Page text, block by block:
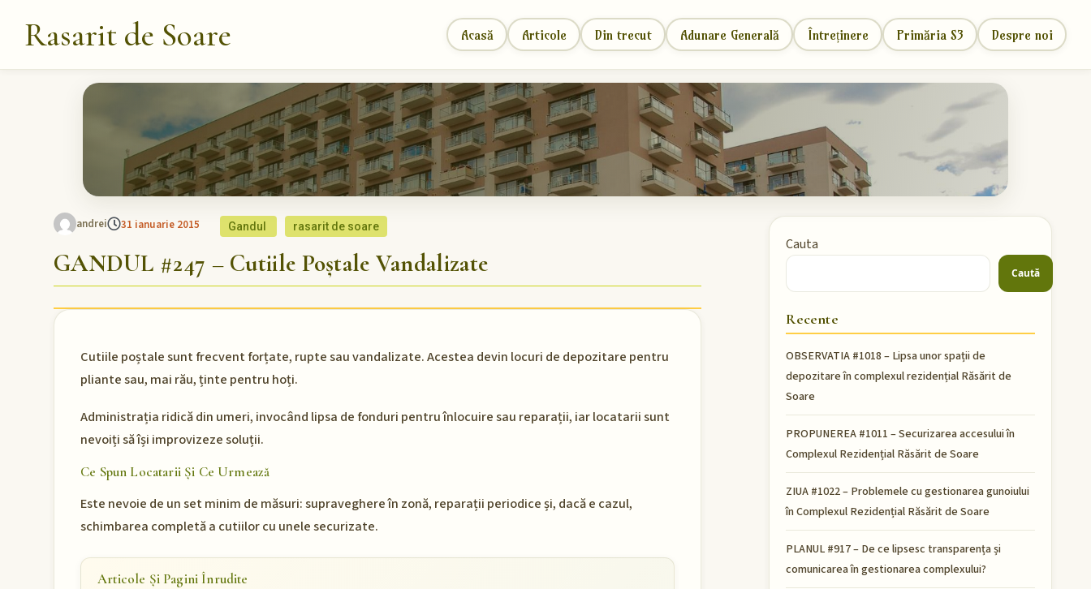
Rasarit de Soare Acasă Articole Din trecut Adunare Generală Întreținere Primăria S3 Despre noi
andrei 31 ianuarie 2015 Gandul rasarit de soare
GANDUL #247 – Cutiile Poștale Vandalizate
Cutiile poștale sunt frecvent forțate, rupte sau vandalizate. Acestea devin locuri de depozitare pentru
pliante sau, mai rău, ținte pentru hoți.
Administrația ridică din umeri, invocând lipsa de fonduri pentru înlocuire sau reparații, iar locatarii sunt
nevoiți să își improvizeze soluții.
Ce Spun Locatarii Și Ce Urmează
Este nevoie de un set minim de măsuri: supraveghere în zonă, reparații periodice și, dacă e cazul,
schimbarea completă a cutiilor cu unele securizate.
Articole Și Pagini Înrudite
Cauta
Caută
Recente
OBSERVATIA #1018 – Lipsa unor spații de
depozitare în complexul rezidențial Răsărit de
Soare
PROPUNEREA #1011 – Securizarea accesului în
Complexul Rezidențial Răsărit de Soare
ZIUA #1022 – Problemele cu gestionarea gunoiului
în Complexul Rezidențial Răsărit de Soare
PLANUL #917 – De ce lipsesc transparența și
comunicarea în gestionarea complexului?